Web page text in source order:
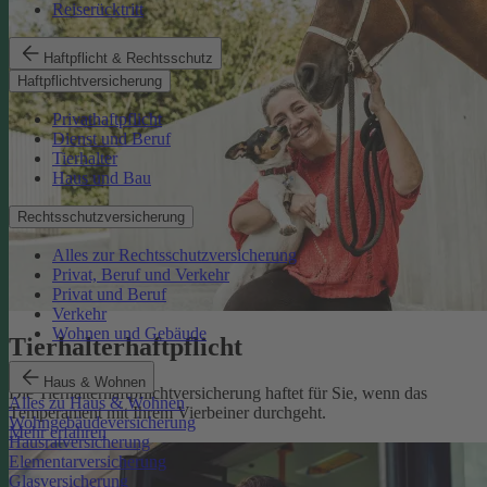
Reiserücktritt
Haftpflicht & Rechtsschutz
Haftpflichtversicherung
Privathaftpflicht
Dienst und Beruf
Tierhalter
Haus und Bau
Rechtsschutzversicherung
Alles zur Rechtsschutzversicherung
Privat, Beruf und Verkehr
Privat und Beruf
Verkehr
Wohnen und Gebäude
Haus & Wohnen
Alles zu Haus & Wohnen
Wohngebäudeversicherung
Hausratversicherung
Elementarversicherung
Glasversicherung
Tierhalterhaftpflicht
Die Tierhalterhaftpflichtversicherung haftet für Sie, wenn das
Temperament mit Ihrem Vierbeiner durchgeht.
Mehr erfahren